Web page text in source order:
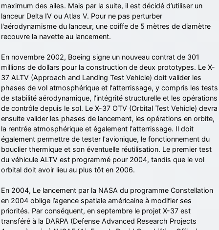
maximum des ailes. Mais par la suite, il est décidé d’utiliser un
lanceur Delta IV ou Atlas V. Pour ne pas perturber
l'aérodynamisme du lanceur, une coiffe de 5 mètres de diamètre
recouvre la navette au lancement.
En novembre 2002, Boeing signe un nouveau contrat de 301
millions de dollars pour la construction de deux prototypes. Le X-
37 ALTV (Approach and Landing Test Vehicle) doit valider les
phases de vol atmosphérique et l'atterrissage, y compris les tests
de stabilité aérodynamique, l'intégrité structurelle et les opérations
de contrôle depuis le sol. Le X-37 OTV (Orbital Test Vehicle) devra
ensuite valider les phases de lancement, les opérations en orbite,
la rentrée atmosphérique et également l'atterrissage. Il doit
également permettre de tester l'avionique, le fonctionnement du
bouclier thermique et son éventuelle réutilisation. Le premier test
du véhicule ALTV est programmé pour 2004, tandis que le vol
orbital doit avoir lieu au plus tôt en 2006.
En 2004, Le lancement par la NASA du programme Constellation
en 2004 oblige l’agence spatiale américaine à modifier ses
priorités. Par conséquent, en septembre le projet X-37 est
transféré à la DARPA (Defense Advanced Research Projects